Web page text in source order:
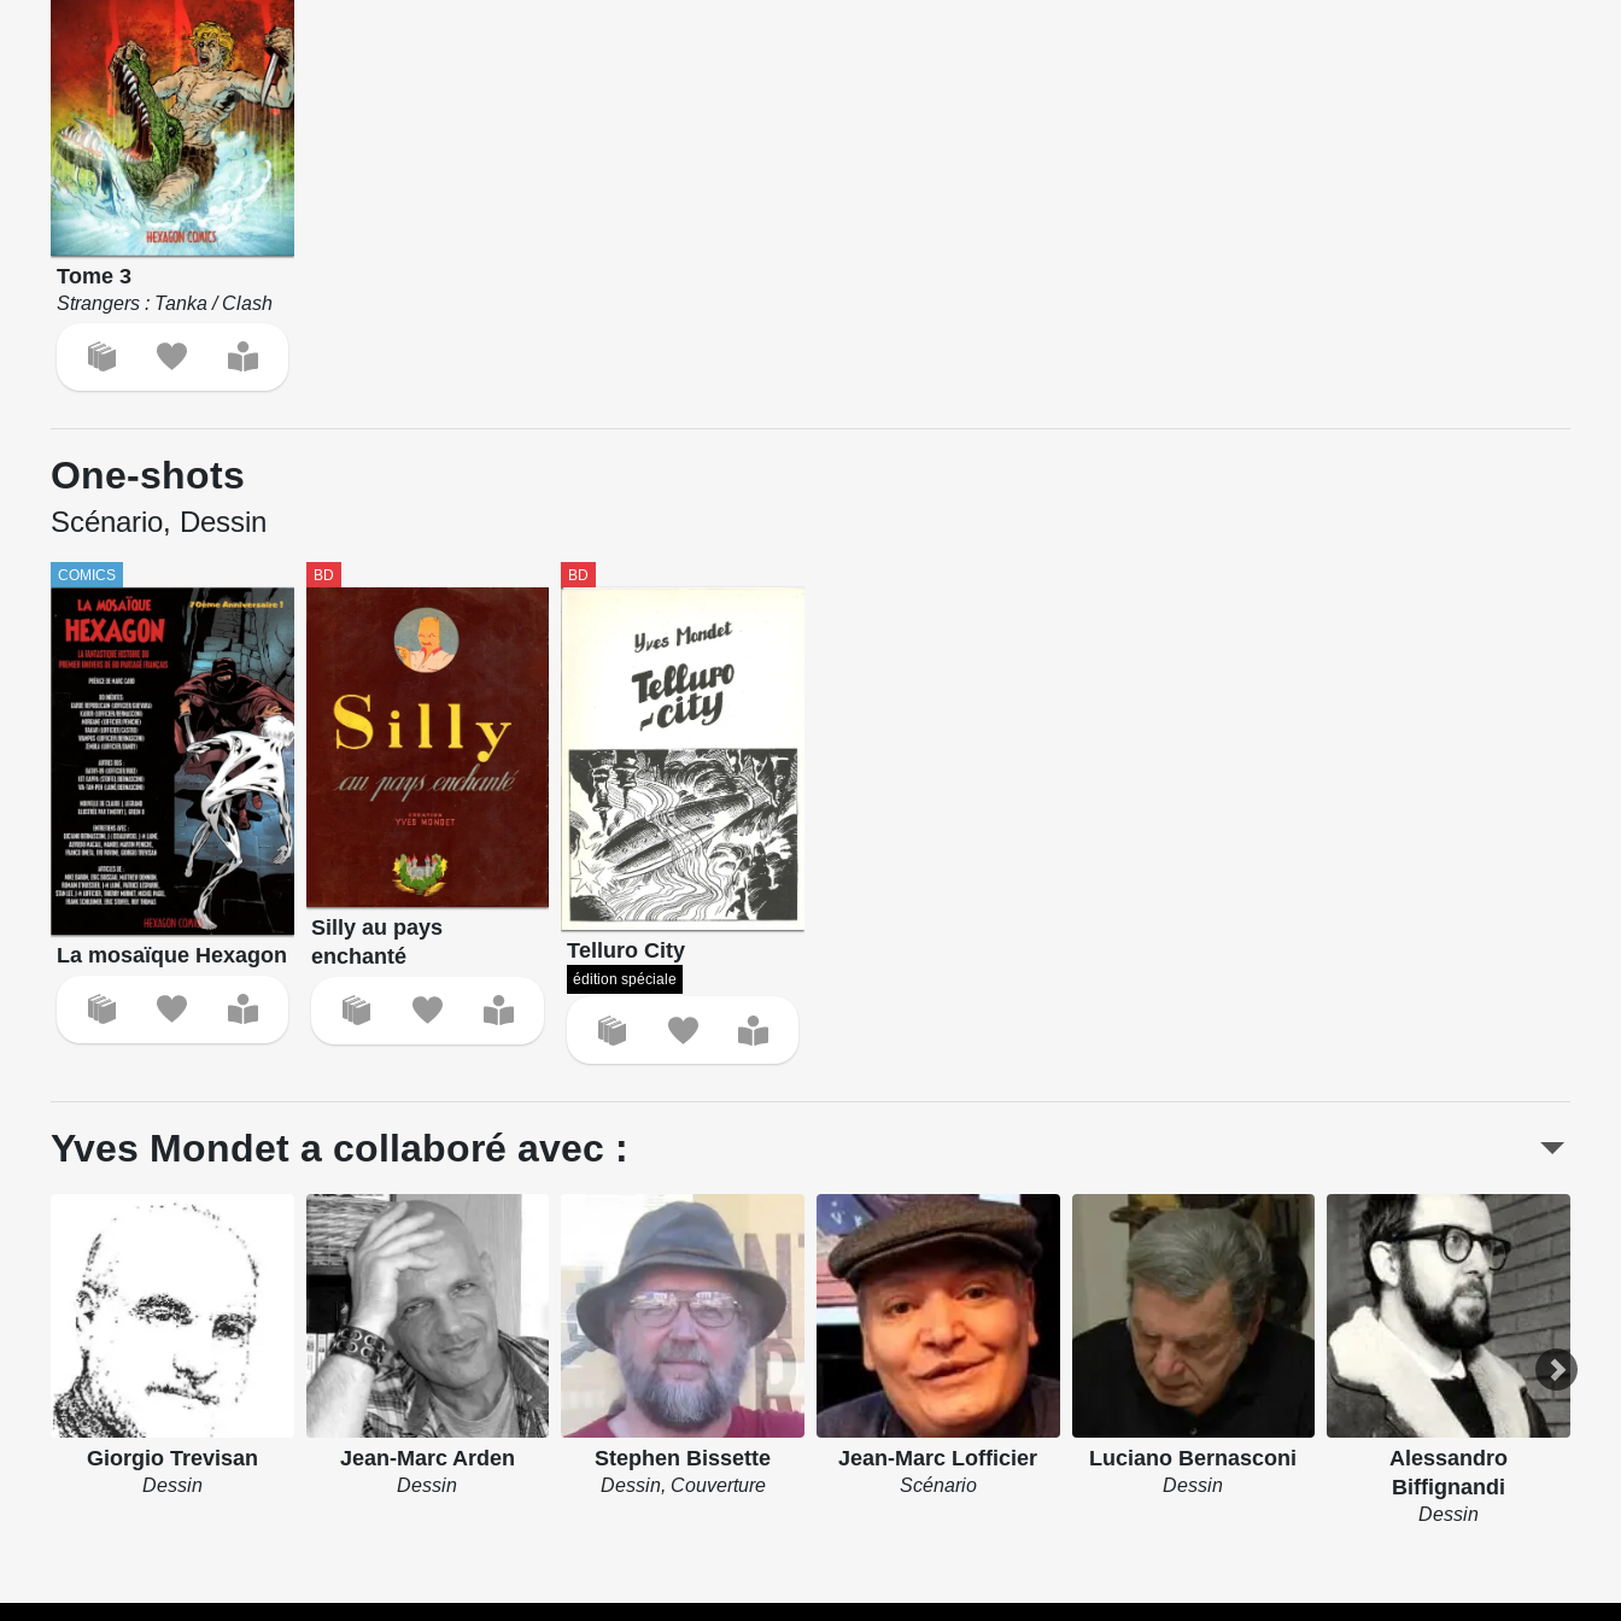
Tome 3
Strangers : Tanka / Clash
One-shots
Scénario, Dessin
COMICS
La mosaïque Hexagon
BD
Silly au pays
enchanté
BD
Telluro City
édition spéciale
Yves Mondet a collaboré avec :
Giorgio Trevisan
Dessin
Jean-Marc Arden
Dessin
Stephen Bissette
Dessin, Couverture
Jean-Marc Lofficier
Scénario
Luciano Bernasconi
Dessin
Alessandro
Biffignandi
Dessin